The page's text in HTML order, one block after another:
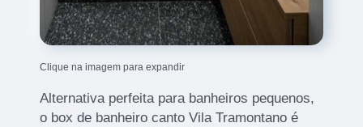
Clique na imagem para expandir
Alternativa perfeita para banheiros pequenos,
o box de banheiro canto Vila Tramontano é